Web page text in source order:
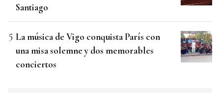
Santiago
La música de Vigo conquista París con
una misa solemne y dos memorables
conciertos